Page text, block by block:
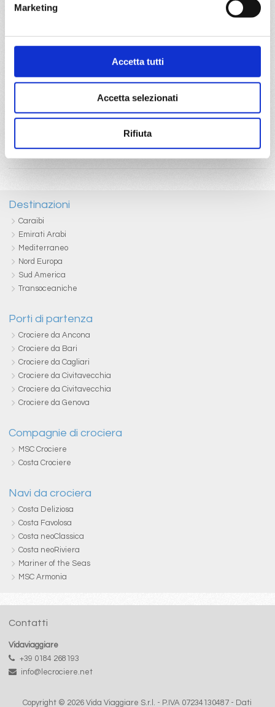
Marketing
Accetta tutti
Accetta selezionati
Rifiuta
50 51
Destinazioni
Caraibi
Emirati Arabi
Mediterraneo
Nord Europa
Sud America
Transoceaniche
Porti di partenza
Crociere da Ancona
Crociere da Bari
Crociere da Cagliari
Crociere da Civitavecchia
Crociere da Civitavecchia
Crociere da Genova
Compagnie di crociera
MSC Crociere
Costa Crociere
Navi da crociera
Costa Deliziosa
Costa Favolosa
Costa neoClassica
Costa neoRiviera
Mariner of the Seas
MSC Armonia
Contatti
Vidaviaggiare
+39 0184 268193
info@lecrociere.net
Copyright © 2026 Vida Viaggiare S.r.l. - P.IVA 07234130487 - Dati